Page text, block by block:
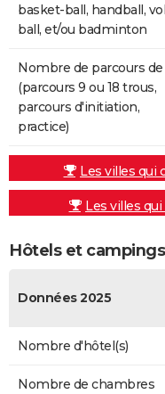
basket-ball, handball,
ball, et/ou badminton
Nombre de parcours
(parcours 9 ou 18 trous,
parcours d'initiation,
practice)
Les villes qui
Les villes
Hôtels et
Données 2025
Nombre d'hôtel(s)
Nombre de chambres